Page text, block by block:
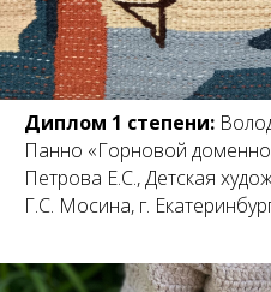
Диплом 1 степени:
Панно «Горновой
Петрова Е.С., Детская
Г.С. Мосина, г.